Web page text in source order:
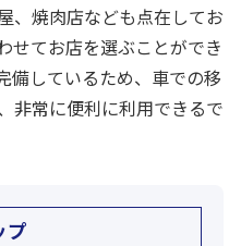
、焼肉店なども点在してお
せてお店を選ぶことができ
備しているため、車での移
非常に便利に利用できるで
プ